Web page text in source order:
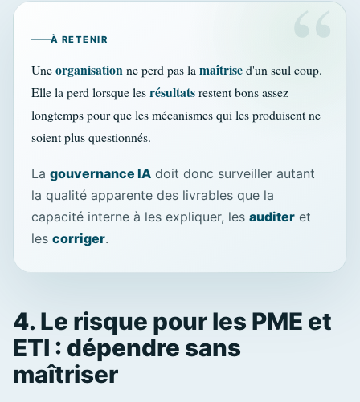
À RETENIR
Uneorganisationne perd pas la maîtrised'un seul coup.
Elle la perd lorsque lesrésultatsrestent bons assez
longtemps pour que les mécanismes qui les produisent ne
soient plus questionnés.
La gouvernance IA doit donc surveiller autant
la qualité apparente des livrables que la
capacité interne à les expliquer, les auditer et
les corriger.
4. Le risque pour les PME et
ETI : dépendre sans
maîtriser